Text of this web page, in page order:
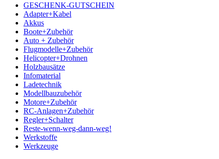
GESCHENK-GUTSCHEIN
Adapter+Kabel
Akkus
Boote+Zubehör
Auto + Zubehör
Flugmodelle+Zubehör
Helicopter+Drohnen
Holzbausätze
Infomaterial
Ladetechnik
Modellbauzubehör
Motore+Zubehör
RC-Anlagen+Zubehör
Regler+Schalter
Reste-wenn-weg-dann-weg!
Werkstoffe
Werkzeuge